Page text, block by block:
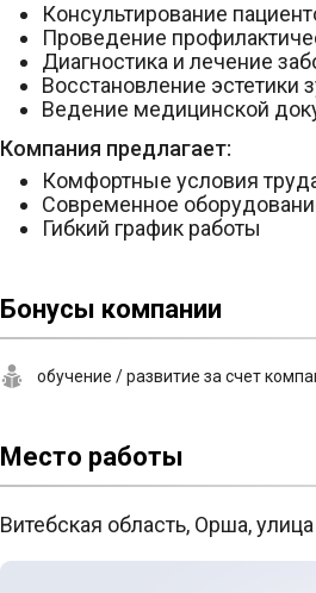
Консультирование
Проведение
Диагностика и лечение
Восстановление эстетики
Ведение медицинской
Компания предлагает:
Комфортные условия
Современное
Гибкий график работы
Бонусы компании
обучение / развитие за счет
Место работы
Витебская область, Орша,